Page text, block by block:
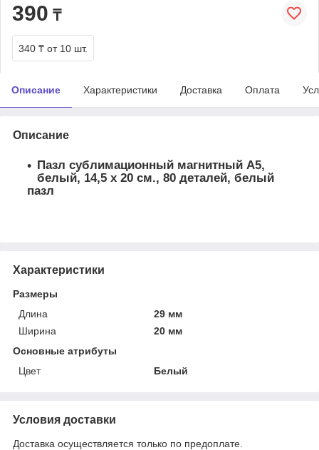
390 ₸
340 ₸ от 10 шт.
Описание Характеристики Доставка Оплата
Описание
Пазл сублимационный магнитный А5,
белый, 14,5 х 20 см., 80 деталей, белый
пазл
Характеристики
Размеры
Длина
29 мм
Ширина
20 мм
Основные атрибуты
Цвет
Белый
Условия доставки
Доставка осуществляется только по предоплате.